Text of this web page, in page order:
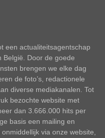
een actualiteitsagentschap
België. Door de goede
brengen we elke dag
de foto’s, redactionele
diverse mediakanalen. Tot
bezochte website met
dan 3.666.000 hits per
basis een mailing en
via onze website,